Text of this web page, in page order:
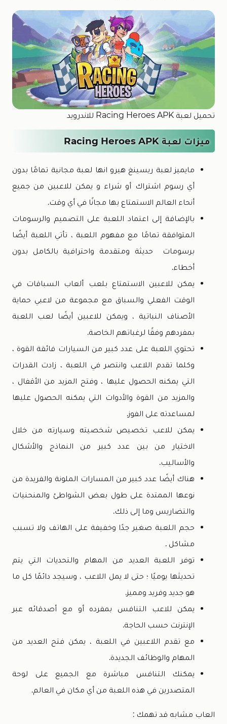
تحميل لعبة Racing Heroes APK للاندرويد
ميزات لعبة Racing Heroes APK
مايميز لعبة ريسينغ هيرو انها لعبة مجانية تمامًا بدون
أي رسوم اشتراك أو شراء و يمكن للاعبين من جميع
أنحاء العالم الاستمتاع بها مجانًا في أي وقت.
بالإضافة إلى اعتماد اللعبة على التصميم والرسومات
المتوافقة تمامًا مع مفهوم اللعبة ، تأتي اللعبة أيضًا
برسومات حديثة ومتقدمة واحترافية بالكامل بدون
أخطاء.
يمكن للاعبين الاستمتاع بلعب ألعاب السباقات في
الوقت الفعلي والسباق مع مجموعة من لاعبي حماية
الأصناف النباتية ، ويمكن للاعبين أيضًا لعب اللعبة
بمفردهم وفقًا لرغباتهم الخاصة.
تحتوي اللعبة على عدد كبير من السيارات فائقة القوة ،
وكلما تقدم اللاعب وانتصر في اللعبة ، زادت القدرات
التي يمكنه الحصول عليها ، وفتح المزيد من الأقفال ،
والمزيد من القوة والأدوات التي يمكنه الحصول عليها
لمساعدته على الفوز.
يمكن للاعب تخصيص شخصيته وسيارته من خلال
الاختيار من بين عدد كبير من النماذج والأشكال
والأساليب.
هناك أيضًا عدد كبير من المسارات الملونة والفريدة من
نوعها الممتدة على طول بعض الشواطئ والمنحنيات
والتضاريس وما إلى ذلك.
حجم اللعبة صغير جدًا وخفيفة على الهاتف ولا تسبب
مشاكل .
توفر اللعبة العديد من المهام والتحديات التي يتم
تحديثها يوميًا ؛ حتى لا يمل اللاعب ، وسيجد دائمًا كل ما
هو جديد وفريد ​​ومميز.
يمكن للاعب التنافس بمفرده أو مع أصدقائه عبر
الإنترنت حسب الحاجة.
مع تقدم اللاعبين في اللعبة ، يمكن فتح العديد من
المهام والوظائف الجديدة.
يمكنك التنافس مباشرة مع الجميع على لوحة
المتصدرين في هذه اللعبة من أي مكان في العالم.
العاب مشابه قد تهمك :